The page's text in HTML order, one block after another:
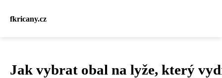
fkricany.cz
Jak vybrat obal na lyže, který